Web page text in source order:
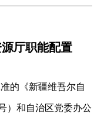
厅职能配置
的《新疆维吾尔自
）和自治区党委办公